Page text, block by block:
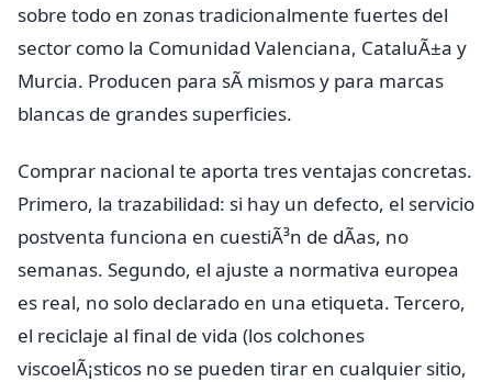
sobre todo en zonas tradicionalmente fuertes del
sector como la Comunidad Valenciana, CataluÃ±a y
Murcia. Producen para sÃ­ mismos y para marcas
blancas de grandes superficies.
Comprar nacional te aporta tres ventajas concretas.
Primero, la trazabilidad: si hay un defecto, el servicio
postventa funciona en cuestiÃ³n de dÃ­as, no
semanas. Segundo, el ajuste a normativa europea
es real, no solo declarado en una etiqueta. Tercero,
el reciclaje al final de vida (los colchones
viscoelÃ¡sticos no se pueden tirar en cualquier sitio,